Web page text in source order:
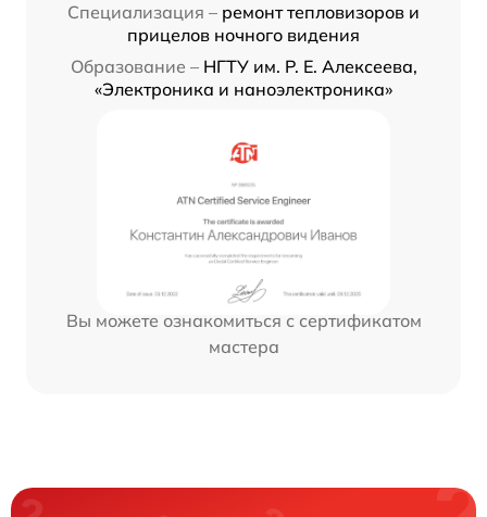
Специализация – ремонт тепловизоров и
прицелов ночного видения
Образование – НГТУ им. Р. Е. Алексеева,
«Электроника и наноэлектроника»
Вы можете ознакомиться с сертификатом
мастера